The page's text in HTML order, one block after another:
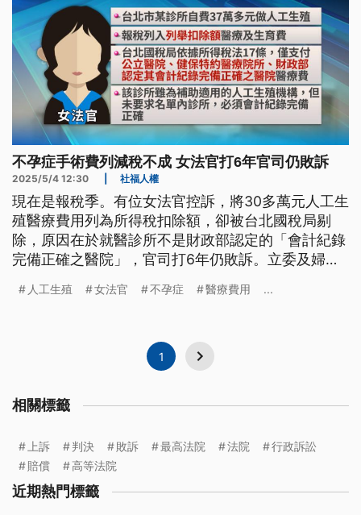
不孕症手術費列減稅不成 女法官打6年官司仍敗訴
2025/5/4 12:30 社福人權
現在是報稅季。有位女法官控訴，將30多萬元人工生
殖醫療費用列為所得稅扣除額，卻被台北國稅局剔
除，原因在於就醫診所不是財政部認定的「會計紀錄
完備正確之醫院」，官司打6年仍敗訴。立委及婦女
國健署則強調，持開放態度，可再與稅務單位討論。
人工生殖 女法官 不孕症 醫療費用 ...
1
相關標籤
上訴 判決 敗訴 最高法院 法院
行政訴訟
賠償
高等法院
近期熱門標籤